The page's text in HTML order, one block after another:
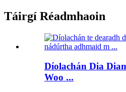
Táirgí Réadmhaoin
Díolachán Dia
Woo ...